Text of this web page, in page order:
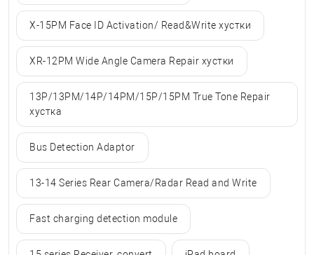
X-15PM Face ID Activation/ Read&Write хустки
XR-12PM Wide Angle Camera Repair хустки
13P/13PM/14P/14PM/15P/15PM True Tone Repair
хустка
Bus Detection Adaptor
13-14 Series Rear Camera/Radar Read and Write
Fast charging detection module